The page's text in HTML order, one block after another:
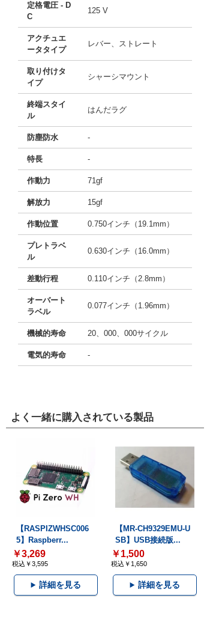
定格電圧 - D
C
125 V
アクチュエ
ータタイプ
レバー、ストレート
取り付けタ
イプ
シャーシマウント
終端スタイ
ル
はんだラグ
防塵防水 -
特長 -
作動力 71gf
解放力 15gf
作動位置 0.750インチ（19.1mm）
プレトラベ
ル
0.630インチ（16.0mm）
差動行程 0.110インチ（2.8mm）
オーバート
ラベル
0.077インチ（1.96mm）
機械的寿命 20、000、000サイクル
電気的寿命 -
よく一緒に購入されている製品
【RASPIZWHSC006
5】Raspberr...
￥3,269
税込￥3,595
詳細を見る
【MR-CH9329EMU-U
SB】USB接続版...
￥1,500
税込￥1,650
詳細を見る